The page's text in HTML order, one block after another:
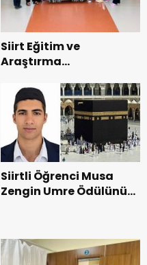
Siirt Eğitim ve
Araştırma
Emzirme Haftası
Etkinliği Düzenlendi
Siirtli Öğrenci Musa
Zengin Umre Ödülünü